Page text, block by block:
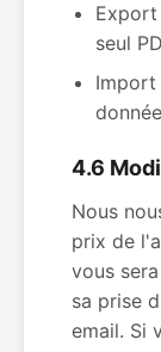
Export
seul
4.6
Nous
prix de
vous
sa prise
email. Si